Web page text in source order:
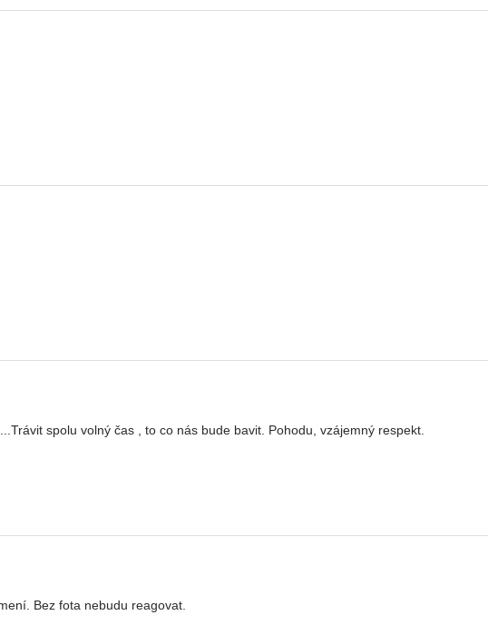
spolu volný čas , to co nás bude bavit. Pohodu, vzájemný respekt.
Bez fota nebudu reagovat.